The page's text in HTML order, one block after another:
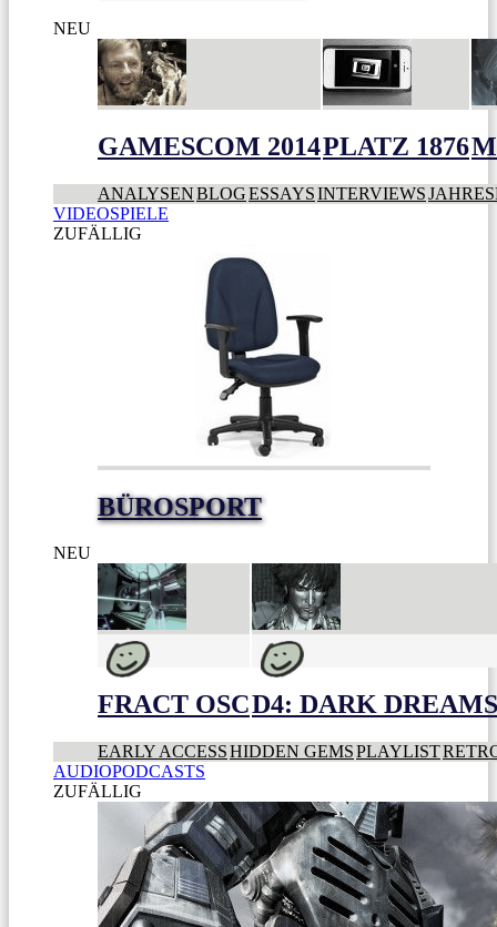
NEU
GAMESCOM 2014PLATZ 1876
ANALYSENBLOGESSAYSINTERVIEWS
VIDEOSPIELE
ZUFÄLLIG
BÜROSPORT
NEU
FRACT OSCD4: DARK
EARLY ACCESSHIDDEN GEMSPLAYLIST
AUDIOPODCASTS
ZUFÄLLIG